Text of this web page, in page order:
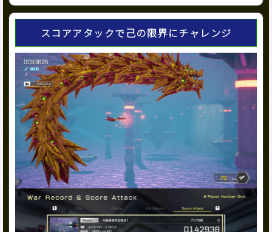
スコアアタックで己の限界にチャレンジ